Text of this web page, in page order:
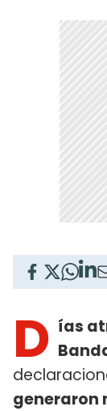
D ías
generaron